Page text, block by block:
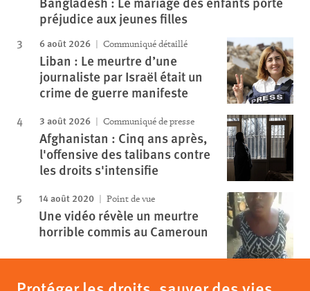
préjudice aux jeunes filles
6 août 2026 Communiqué détaillé
Liban : Le meurtre d’une
journaliste par Israël était un
crime de guerre manifeste
3 août 2026 Communiqué de presse
Afghanistan : Cinq ans après,
l'offensive des talibans contre
les droits s'intensifie
14 août 2020 Point de vue
Une vidéo révèle un meurtre
horrible commis au Cameroun